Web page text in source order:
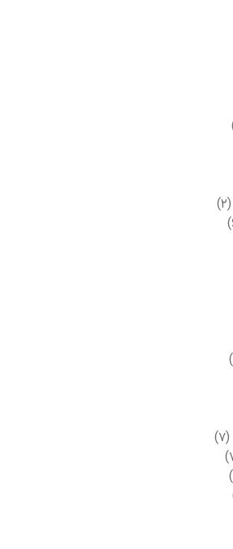
(۲)
(۷)